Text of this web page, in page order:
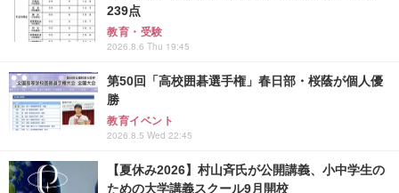
239点
教育・受験
2026.8.6 Thu 19:45
第50回「高校囲碁選手権」春日部・桜蔭が個人優
勝
教育イベント
2026.8.5 Wed 22:45
【夏休み2026】村山斉氏が公開講義、小中学生の
ための大学講義スクール9月開校